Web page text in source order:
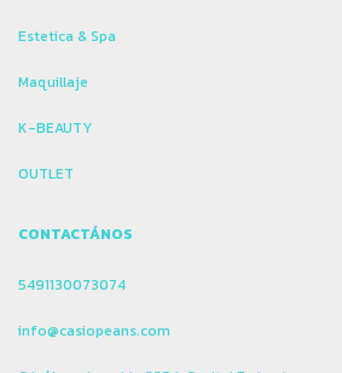
Estetica & Spa
Maquillaje
K-BEAUTY
OUTLET
CONTACTÁNOS
5491130073074
info@casiopeans.com